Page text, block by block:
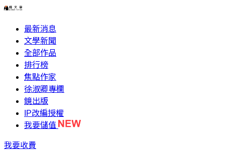
最新消息
文學新聞
全部作品
排行榜
焦點作家
徐淑卿專欄
鏡出版
IP改編授權
我要儲值
我要收費